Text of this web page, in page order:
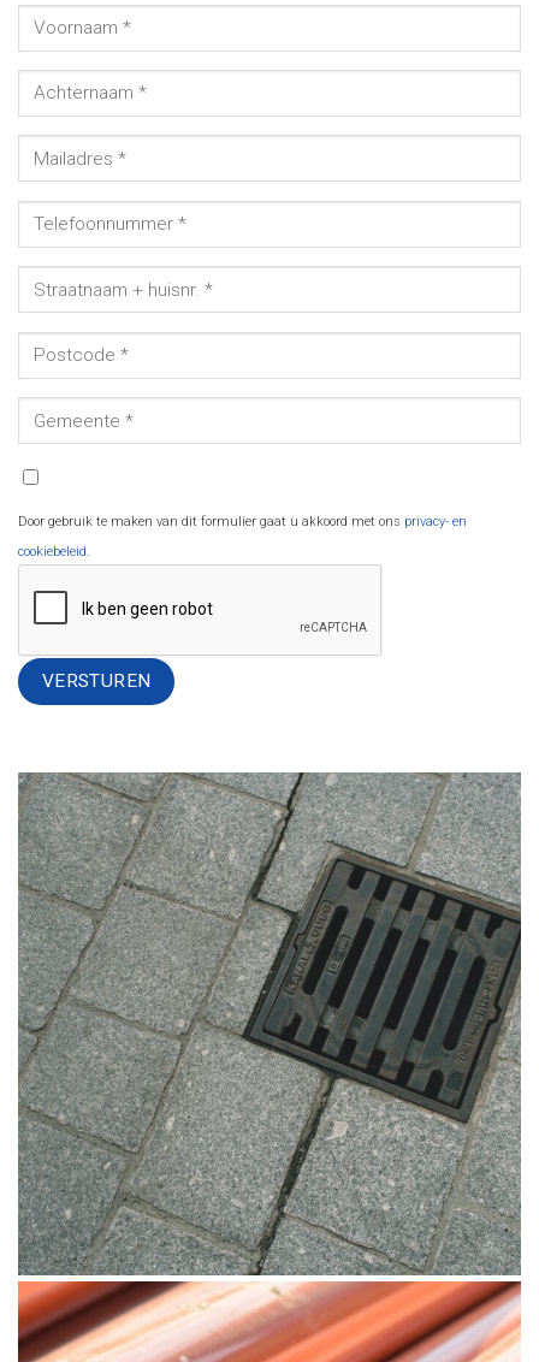
Door gebruik te maken van dit formulier gaat u akkoord met ons privacy- en
cookiebeleid